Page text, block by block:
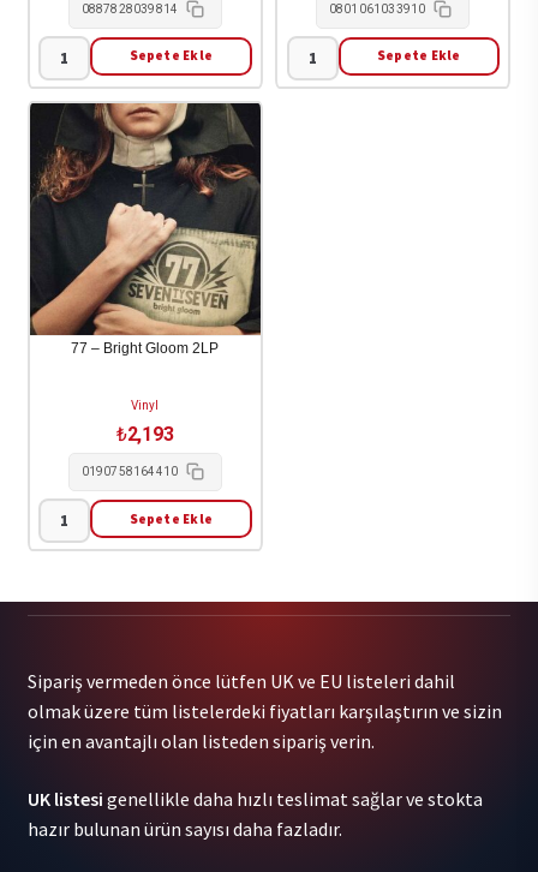
0887828039814
(Sandy)
Alex
-
Rocket
Sepete Ekle
0801061033910
!!!
Sepete Ekle
77 – Bright Gloom 2LP
Vinyl
₺2,193
0190758164410
77
adet
Sepete Ekle
Sipariş vermeden önce lütfen UK ve EU listeleri dahil
olmak üzere tüm listelerdeki fiyatları karşılaştırın ve sizin
için en avantajlı olan listeden sipariş verin.
UK listesi genellikle daha hızlı teslimat sağlar ve stokta
hazır bulunan ürün sayısı daha fazladır.